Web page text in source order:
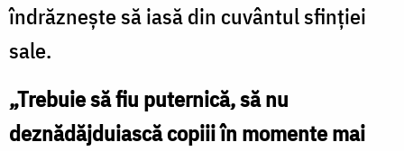
îndrăznește să iasă din cuvântul sfinției
sale.
„Trebuie să fiu puternică, să nu
deznădăjduiască copiii în momente mai